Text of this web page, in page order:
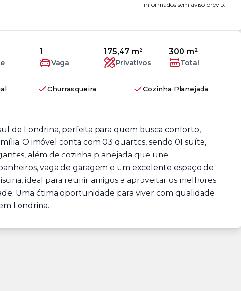
informados sem aviso prévio.
1
Vaga
175,47 m²
Privativos
300 m²
Total
Churrasqueira
Cozinha Planejada
de Londrina, perfeita para quem busca conforto,
O imóvel conta com 03 quartos, sendo 01 suíte,
além de cozinha planejada que une
vaga de garagem e um excelente espaço de
ideal para reunir amigos e aproveitar os melhores
Uma ótima oportunidade para viver com qualidade
Londrina.